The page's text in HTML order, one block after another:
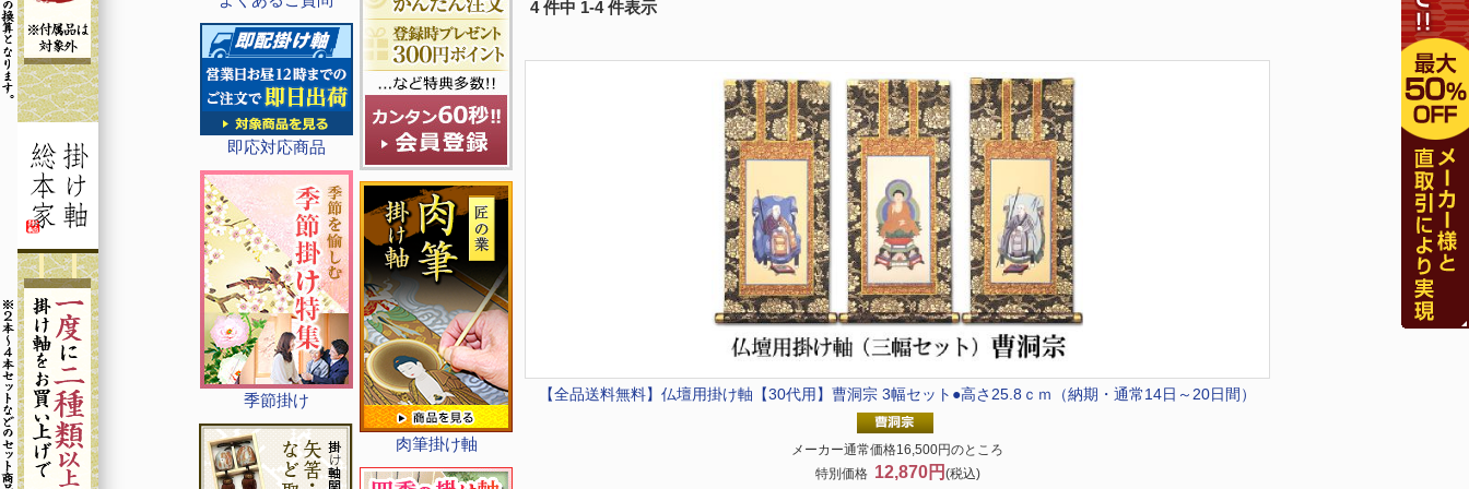
即応対応商品
季節掛け
肉筆掛け軸
4 件中 1-4 件表示
【全品送料無料】 仏壇用掛け軸【30代用】曹洞宗 3幅セット●高さ25.8ｃｍ（納期・通常14日～20日間）
メーカー通常価格16,500円のところ
特別価格 12,870円 (税込)